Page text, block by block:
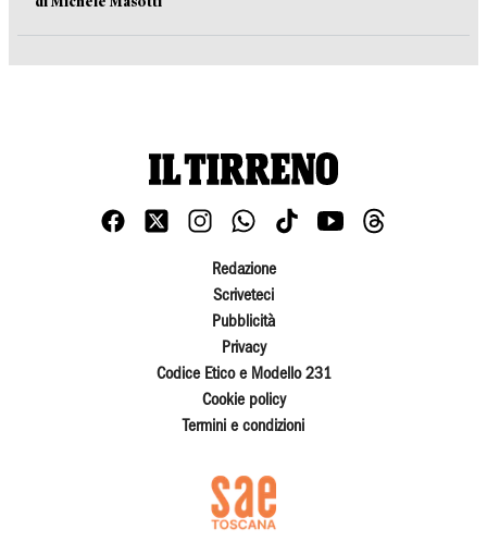
Redazione
Scriveteci
Pubblicità
Privacy
Codice Etico e Modello 231
Cookie policy
Termini e condizioni